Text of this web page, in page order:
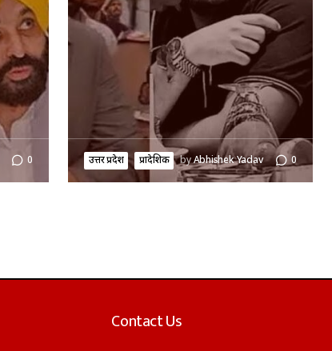
0 उत्तर प्रदेश प्रादेशिक byAbhishek Yadav 0
Contact Us